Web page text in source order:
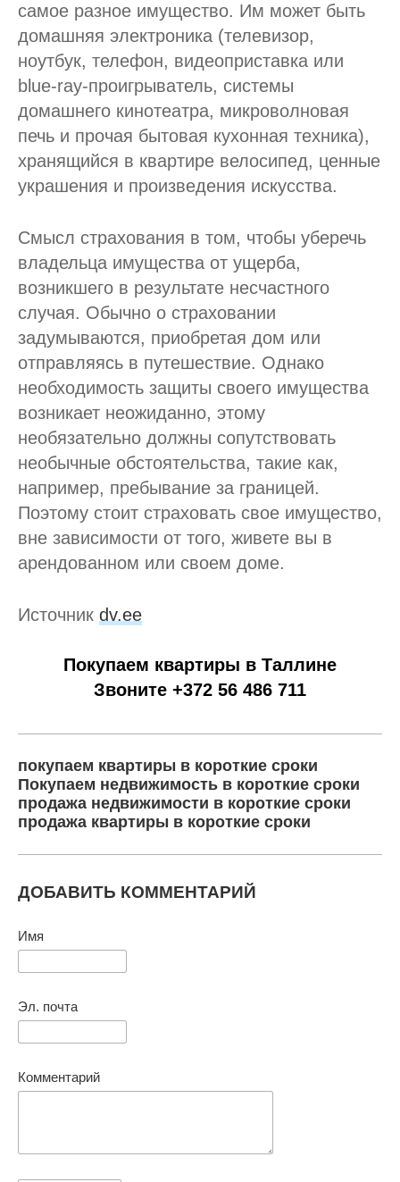
самое разное имущество. Им может быть
домашняя электроника (телевизор,
ноутбук, телефон, видеоприставка или
blue-ray-проигрыватель, системы
домашнего кинотеатра, микроволновая
печь и прочая бытовая кухонная техника),
хранящийся в квартире велосипед, ценные
украшения и произведения искусства.
Смысл страхования в том, чтобы уберечь
владельца имущества от ущерба,
возникшего в результате несчастного
случая. Обычно о страховании
задумываются, приобретая дом или
отправляясь в путешествие. Однако
необходимость защиты своего имущества
возникает неожиданно, этому
необязательно должны сопутствовать
необычные обстоятельства, такие как,
например, пребывание за границей.
Поэтому стоит страховать свое имущество,
вне зависимости от того, живете вы в
арендованном или своем доме.
Источник dv.ee
Покупаем квартиры в Таллине
Звоните +372 56 486 711
покупаем квартиры в короткие сроки
Покупаем недвижимость в короткие сроки
продажа недвижимости в короткие сроки
продажа квартиры в короткие сроки
ДОБАВИТЬ КОММЕНТАРИЙ
Имя
Эл. почта
Комментарий